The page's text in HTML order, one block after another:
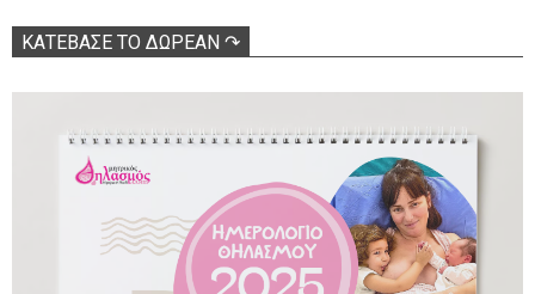
ΚΑΤΕΒΑΣΕ ΤΟ ΔΩΡΕΑΝ ↷